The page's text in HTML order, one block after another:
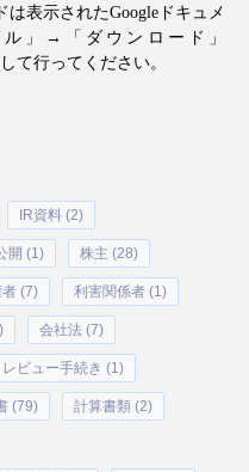
は表示されたGoogle ドキュメ
」
→
「ダウンロード」
て行ってください。
IR資料 (2)
開 (1) 株主 (28)
(7) 利害関係者 (1)
会社法 (7)
レビュー手続き (1)
(79) 計算書類 (2)